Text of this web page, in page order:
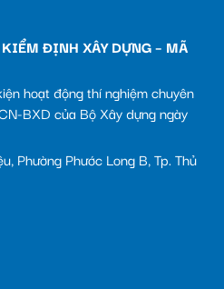
ĐỊNH XÂY DỰNG – MÃ
hoạt động thí nghiệm chuyên
BXD của Bộ Xây dựng ngày
Phường Phước Long B, Tp. Thủ